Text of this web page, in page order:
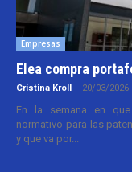
Empresas
Elea compra
Cristina Kroll - 20/03/2026
En la semana en
normativo para las
y que va por...